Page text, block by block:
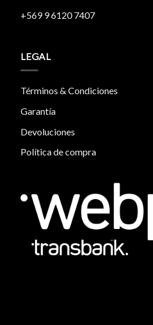
+569 9 6120 7407
LEGAL
Términos & Condiciones
Garantía
Devoluciones
Política de compra